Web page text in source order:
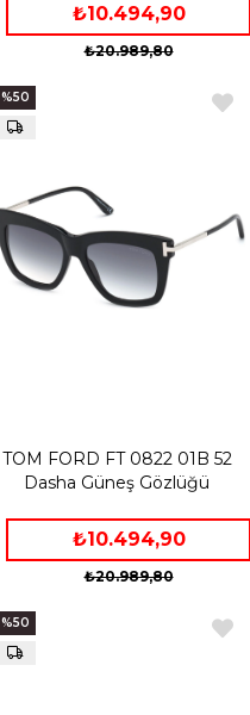
₺10.494,90
₺20.989,80
TOM FORD FT 0822 01B 52
Dasha Güneş Gözlüğü
₺10.494,90
₺20.989,80
%50
%50